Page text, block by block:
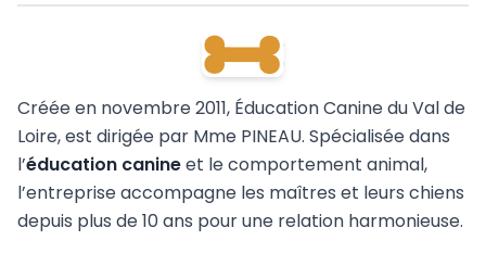
Créée en novembre 2011, Éducation Canine du Val de
Loire, est dirigée par Mme PINEAU. Spécialisée dans
l’éducation canineet le comportement animal,
l’entreprise accompagne les maîtres et leurs chiens
depuis plus de 10 ans pour une relation harmonieuse.